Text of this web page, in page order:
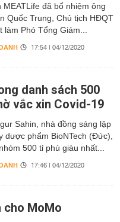
MEATLife đã bổ nhiệm ông
Quốc Trung, Chủ tịch HĐQT
làm Phó Tổng Giám...
17:54 | 04/12/2020
danh sách 500
vắc xin Covid-19
Sahin, nhà đồng sáng lập
dược phẩm BioNTech (Đức),
500 tỉ phú giàu nhất...
17:46 | 04/12/2020
cho MoMo